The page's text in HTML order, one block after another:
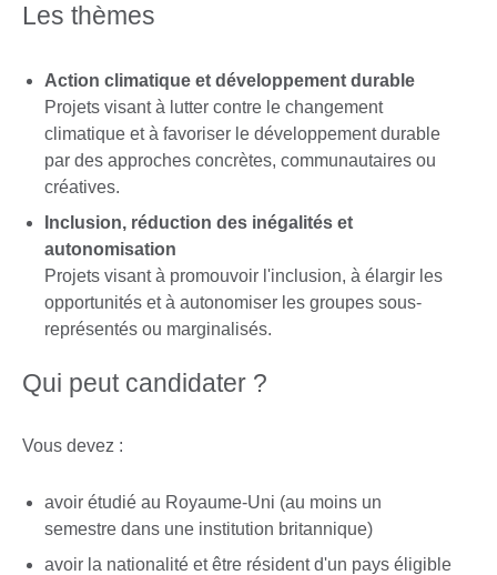
Les thèmes
Action climatique et développement durable
Projets visant à lutter contre le changement
climatique et à favoriser le développement durable
par des approches concrètes, communautaires ou
créatives.
Inclusion, réduction des inégalités et
autonomisation
Projets visant à promouvoir l'inclusion, à élargir les
opportunités et à autonomiser les groupes sous-
représentés ou marginalisés.
Qui peut candidater ?
Vous devez :
avoir étudié au Royaume-Uni (au moins un
semestre dans une institution britannique)
avoir la nationalité et être résident d'un pays éligible